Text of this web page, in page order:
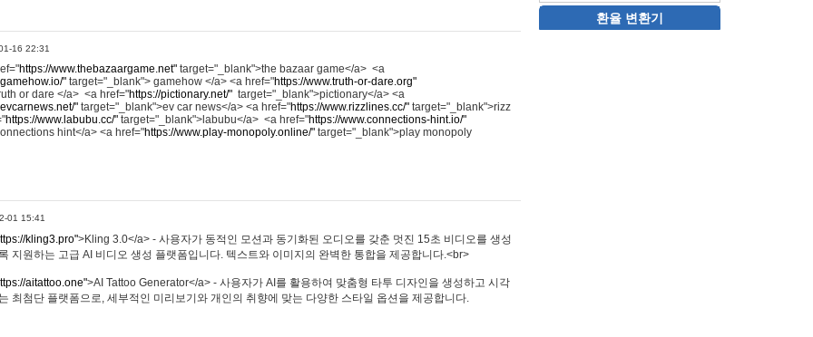
16 22:31
https://www.thebazaargame.net" target="_blank">the bazaar game</a> <a
" target="_blank"> gamehow </a> <a href="https://www.truth-or-dare.org"
or dare </a> <a href="https://pictionary.net/" target="_blank">pictionary</a> <a
" target="_blank">ev car news</a> <a href="https://www.rizzlines.cc/" target="_blank">rizz
https://www.labubu.cc/" target="_blank">labubu</a> <a href="https://www.connections-hint.io/"
hint</a> <a href="https://www.play-monopoly.online/" target="_blank">play monopoly
01 15:41
kling3.pro">Kling 3.0</a> - 사용자가 동적인 모션과 동기화된 오디오를 갖춘 멋진 15초 비디오를 생성
지원하는 고급 AI 비디오 생성 플랫폼입니다. 텍스트와 이미지의 완벽한 통합을 제공합니다.<br>
aitattoo.one">AI Tattoo Generator</a> - 사용자가 AI를 활용하여 맞춤형 타투 디자인을 생성하고 시각
최첨단 플랫폼으로, 세부적인 미리보기와 개인의 취향에 맞는 다양한 스타일 옵션을 제공합니다.
환율 변환기